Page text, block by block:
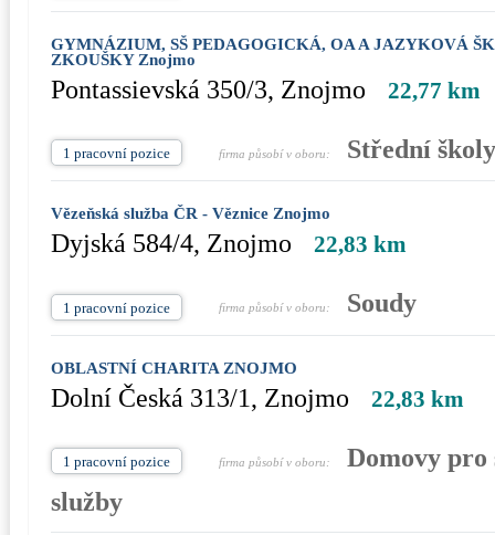
GYMNÁZIUM, SŠ PEDAGOGICKÁ, OA A JAZYKOVÁ
ZKOUŠKY Znojmo
Pontassievská 350/3, Znojmo 22,77 km
1 pracovní pozice firma působí v oboru: Střední školy
Vězeňská služba ČR - Věznice Znojmo
Dyjská 584/4, Znojmo 22,83 km
1 pracovní pozice firma působí v oboru: Soudy
OBLASTNÍ CHARITA ZNOJMO
Dolní Česká 313/1, Znojmo 22,83 km
1 pracovní pozice firma působí v oboru:
Domovy pro
služby